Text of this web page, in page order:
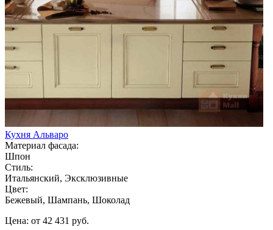
Кухня Альваро
Материал фасада:
Шпон
Стиль:
Итальянский, Эксклюзивные
Цвет:
Бежевый, Шампань, Шоколад
Цена: от 42 431 руб.